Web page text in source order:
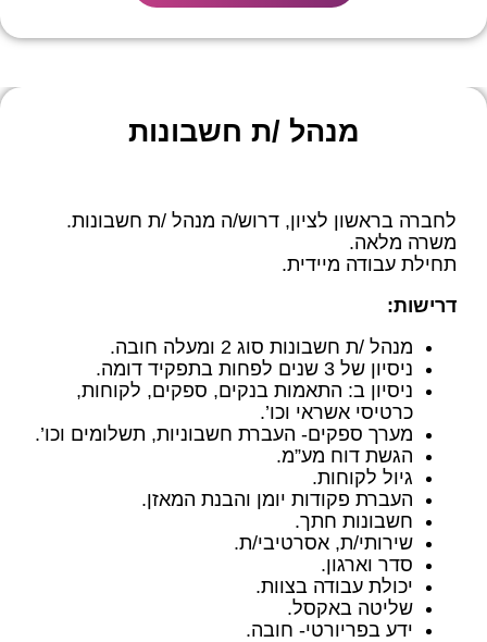
מנהל /ת חשבונות
לחברה בראשון לציון, דרוש/ה מנהל /ת חשבונות.
משרה מלאה.
תחילת עבודה מיידית.
דרישות:
מנהל /ת חשבונות סוג 2 ומעלה חובה.
ניסיון של 3 שנים לפחות בתפקיד דומה.
ניסיון ב: התאמות בנקים, ספקים, לקוחות,
כרטיסי אשראי וכו’.
מערך ספקים- העברת חשבוניות, תשלומים וכו’.
הגשת דוח מע”מ.
גיול לקוחות.
העברת פקודות יומן והבנת המאזן.
חשבונות חתך.
שירותי/ת, אסרטיבי/ת.
סדר וארגון.
יכולת עבודה בצוות.
שליטה באקסל.
ידע בפריורטי- חובה.